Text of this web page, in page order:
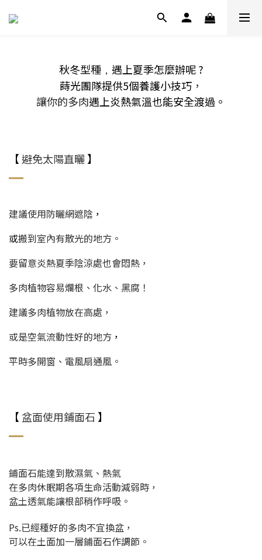
秋冬型種， 遇上夏季怎麼辦呢 ?
蒔光團隊提供5個養護小技巧 ，
讓你的多肉遇上炎熱氣溫也能安全渡過。
【避免太陽直曬】
建議使用防曬網遮陰 ，
或搬到室內有散光的地方。
要留意炎熱夏季陰涼處也會悶熱，
多肉植物容易爛根、化水、黑腐！
建議多肉植物放在高處，
或是空氣流動性好的地方 ，
平時多開窗、電風扇通風。
【盆面使用鋪面石】
鋪面石能達到散濕氣、熱氣
在多肉休眠期各項生命活動減弱時，
盆土透氣能讓根部稍作呼吸。
Ps.已經種好的多肉不宜換盆，
可以在土面加一層鋪面石作調節。